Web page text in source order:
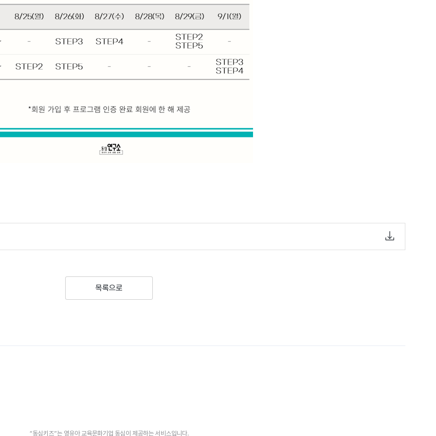
목록으로
“동심키즈”는 영유아 교육문화기업 동심이 제공하는 서비스입니다.